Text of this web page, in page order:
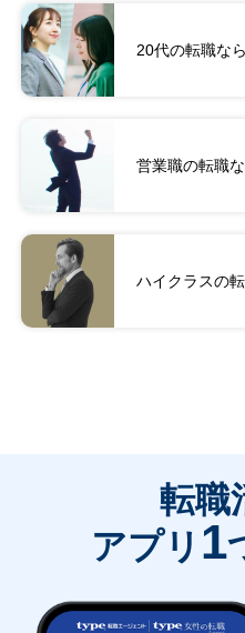
20代の転職なら
営業職の転職
ハイクラスの
転職
アプリ 1